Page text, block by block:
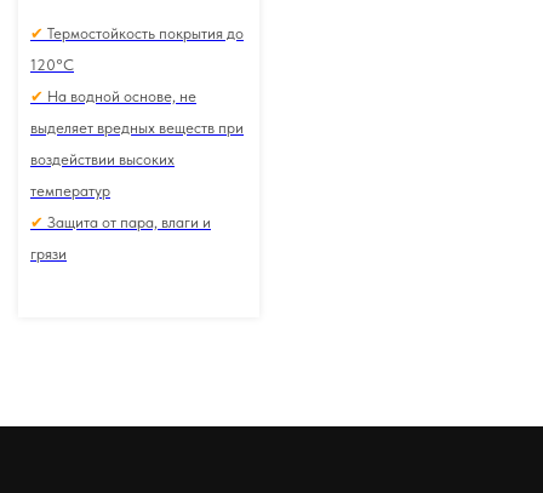
✔ Термостойкость покрытия до
120°С
✔ На водной основе, не
выделяет вредных веществ при
воздействии высоких
температур
✔ Защита от пара, влаги и
грязи